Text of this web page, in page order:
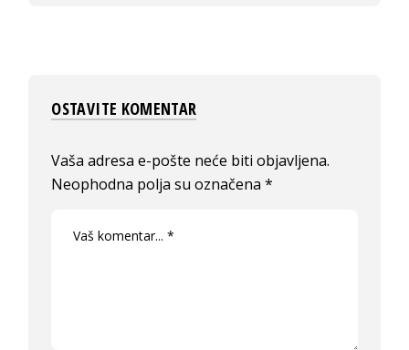
OSTAVITE KOMENTAR
Vaša adresa e-pošte neće biti objavljena.
Neophodna polja su označena*